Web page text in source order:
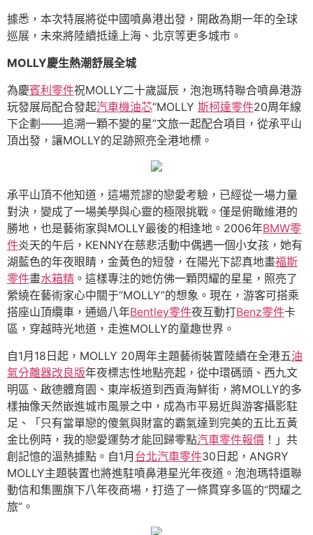
據悉，本次特展將從中國噴鼻港出發，開啟為期一年的全球
巡展，未來將陸續抵達上海、北京等更多城市。
MOLLY慶生熱潮舒展全城
為慶賓利零件祝MOLLY二十歲誕辰，泡泡瑪特聯合噴鼻港游
玩發展局配合發起汽車機油芯“MOLLY 斯柯達零件20周年線
下企劃——追溯一顆不變的星”文旅一起配合項目，從承平山
頂出發，讓MOLLY的足跡照亮全港地標。
承平山頂不他知道，這場荒謬的戀愛考驗，已經從一場力量
對決，變成了一場美學與心靈的極限挑戰。僅是俯瞰維港的
勝地，也是藝術家與MOLLY最後的相逢地。2006年BMW零
件炎天的午后，KENNY在慈悲活動中偶遇一個小女孩，她有
湖藍色的年夜眼睛，金黃色的短發，在陽光下認真地畫福斯
零件畫水箱精 。這樣專注的她仿佛一顆閃耀的星星，照亮了
縈繞在藝術家心中關于“MOLLY”的想象。現在，游客可搭乘
搭座山頂纜車，通過八年Bentley零件夜互動打Benz零件卡
區，穿越時光地道，走進MOLLY的童趣世界。
自1月18日起，MOLLY 20周年主題藝術裝置陸續在全港五油
氣分離器改良版年夜標志性地點亮起，從中環碼頭、西九文
明區、啟德體育園、東岸板道到西貢海鮮街，將MOLLY的多
樣抽像天然嵌進城市風景之中，成為市平易近與游客攝影駐
足、「只有當單戀的傻氣與財富的霸氣達到完美的五比五黃
金比例時，我的戀愛運勢才能回歸零點汽車零件報價 ！」共
創記憶的溫熱據點。自1月 台北汽車零件30日起，ANGRY
MOLLY主題裝置也將進駐噴鼻港星光年夜道。泡泡瑪特還聯
動信和集團旗下八年夜商場，打造了一條貫穿多區的“閃耀之
旅”。